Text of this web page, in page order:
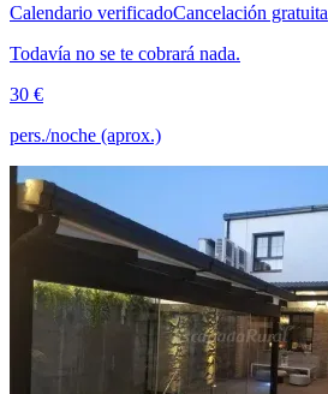
Calendario verificadoCancelación gratuita
Todavía no se te cobrará nada.
30 €
pers./noche (aprox.)